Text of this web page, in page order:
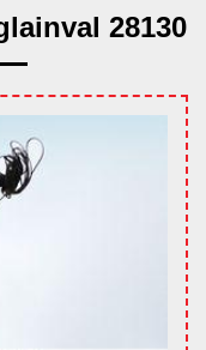
28130